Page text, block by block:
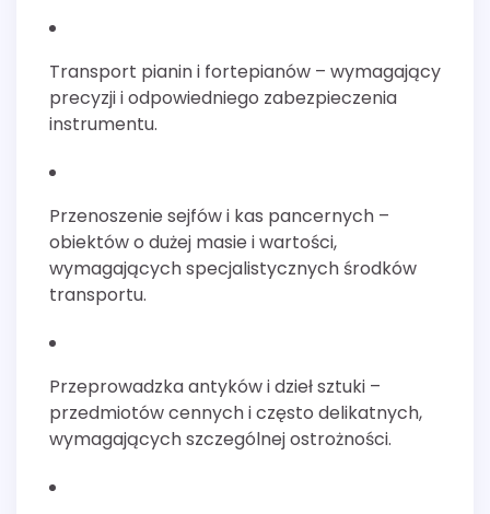
Transport pianin i fortepianów – wymagający
precyzji i odpowiedniego zabezpieczenia
instrumentu.
Przenoszenie sejfów i kas pancernych –
obiektów o dużej masie i wartości,
wymagających specjalistycznych środków
transportu.
Przeprowadzka antyków i dzieł sztuki –
przedmiotów cennych i często delikatnych,
wymagających szczególnej ostrożności.